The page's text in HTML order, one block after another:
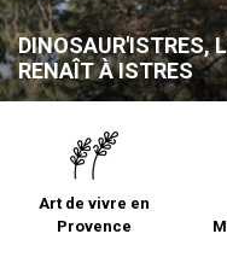
Art de vivre en
Provence
DINOSAUR'ISTRES,
RENAÎT À ISTRES